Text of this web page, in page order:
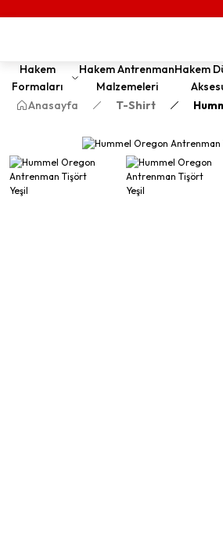
Hakem
Formaları
Hakem Antrenman
Malzemeleri
Hakem
Anasayfa
T-Shirt